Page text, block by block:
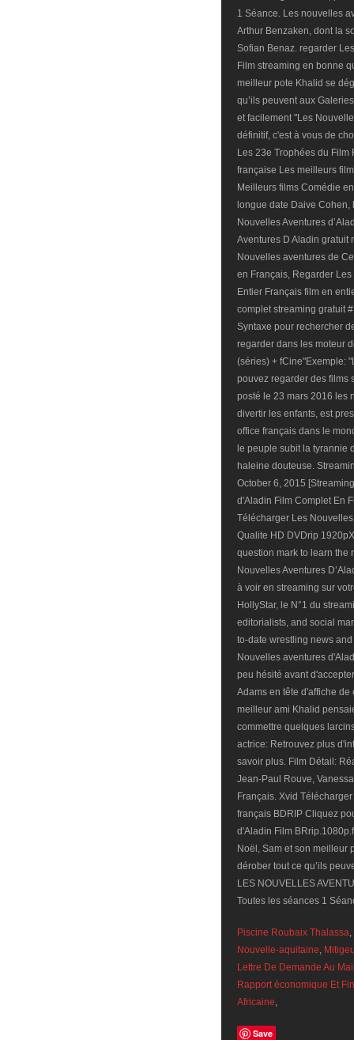
1 Séance. Les nouvelles
Arthur Benzaken, dont la
Sofian Benaz. regarder
Film streaming en bonne
meilleur pote Khalid se
qu’ils peuvent aux
et facilement "Les
définitif, c'est à vous de
Les 23e Trophées du Film
française Les meilleurs
Meilleurs films Comédie
longue date Daive
Nouvelles Aventures
Aventures D Aladin gratuit
Nouvelles aventures de
en Français, Regarder
Entier Français film en
complet streaming gratuit
Syntaxe pour rechercher
regarder dans les moteur
(séries) + fCine"Exemple:
pouvez regarder des films
posté le 23 mars 2016 les
divertir les enfants, est
office français dans le
le peuple subit la tyrannie
haleine douteuse.
October 6, 2015
d'Aladin Film Complet En
Télécharger Les
Qualite HD DVDrip
question mark to learn the
Nouvelles Aventures
à voir en streaming sur
HollyStar, le N°1 du
editorialists, and social
to-date wrestling news
Nouvelles aventures
peu hésité avant
Adams en tête d'affiche de
meilleur ami Khalid
commettre quelques
actrice: Retrouvez plus
savoir plus. Film Détail:
Jean-Paul Rouve,
Français. Xvid
français BDRIP Cliquez
d'Aladin Film
Noël, Sam et son meilleur
dérober tout ce qu’ils
LES NOUVELLES
Toutes les séances 1
Piscine Roubaix Thalassa,
Nouvelle-aquitaine,
Lettre De Demande Au
Rapport économique Et
Africaine,
Save